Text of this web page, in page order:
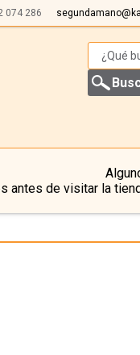
074 286
antes de visitar la